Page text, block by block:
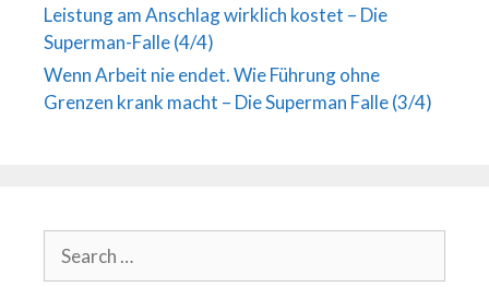
Leistung am Anschlag wirklich kostet – Die
Superman-Falle (4/4)
Wenn Arbeit nie endet. Wie Führung ohne
Grenzen krank macht – Die Superman Falle (3/4)
for: